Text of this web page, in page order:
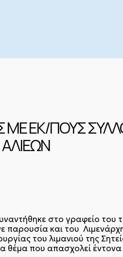
ΜΕ ΕΚ/ΠΟΥΣ
στο γραφείο του
και του
του λιμανιού της
που απασχολεί έντονα